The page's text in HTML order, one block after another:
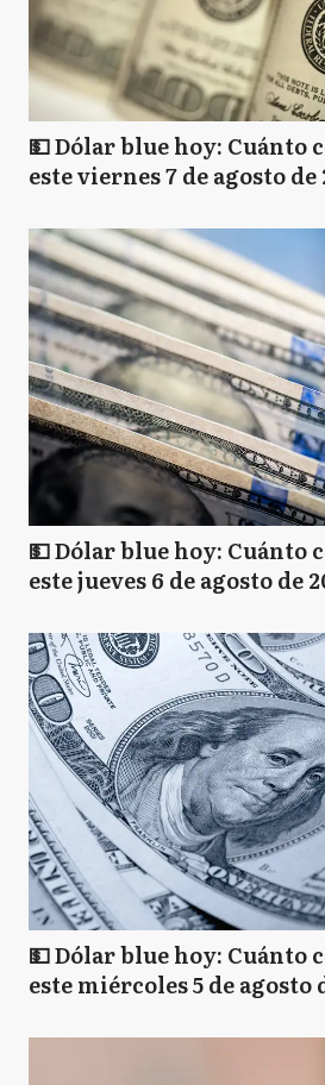
💵 Dólar blue hoy: Cuánto
este viernes 7 de agosto de
💵 Dólar blue hoy: Cuánto
este jueves 6 de agosto de
💵 Dólar blue hoy: Cuánto
este miércoles 5 de agosto